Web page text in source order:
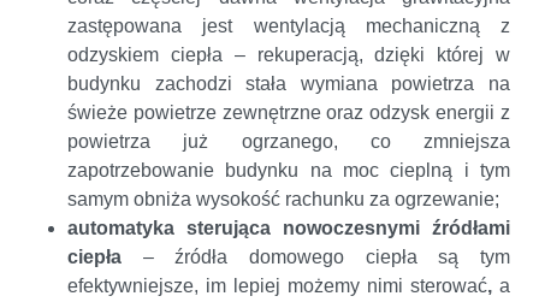
zastępowana jest wentylacją mechaniczną z
odzyskiem ciepła – rekuperacją, dzięki której w
budynku zachodzi stała wymiana powietrza na
świeże powietrze zewnętrzne oraz odzysk energii z
powietrza już ogrzanego, co zmniejsza
zapotrzebowanie budynku na moc cieplną i tym
samym obniża wysokość rachunku za ogrzewanie;
automatyka sterująca nowoczesnymi źródłami
ciepła – źródła domowego ciepła są tym
efektywniejsze, im lepiej możemy nimi sterować, a